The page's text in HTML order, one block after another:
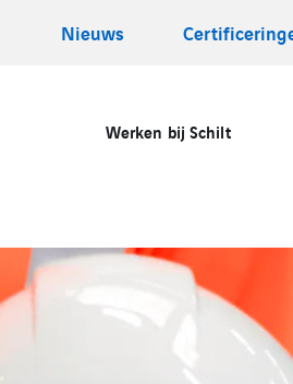
Nieuws
Werken bij Schilt